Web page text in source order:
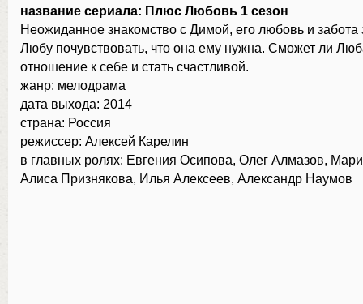
название сериала: Плюс Любовь 1 сезон
Неожиданное знакомство с Димой, его любовь и забота
Любу почувствовать, что она ему нужна. Сможет ли
отношение к себе и стать счастливой.
жанр: мелодрама
дата выхода: 2014
страна: Россия
режиссер: Алексей Карелин
в главных ролях: Евгения Осипова, Олег Алмазов,
Алиса Признякова, Илья Алексеев, Александр Наумов